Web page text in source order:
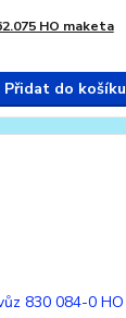
HO maketa
Přidat do košíku